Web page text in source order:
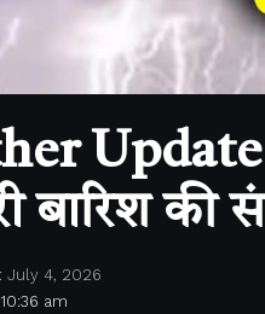
Update
बारिश की
am
July 4, 2026